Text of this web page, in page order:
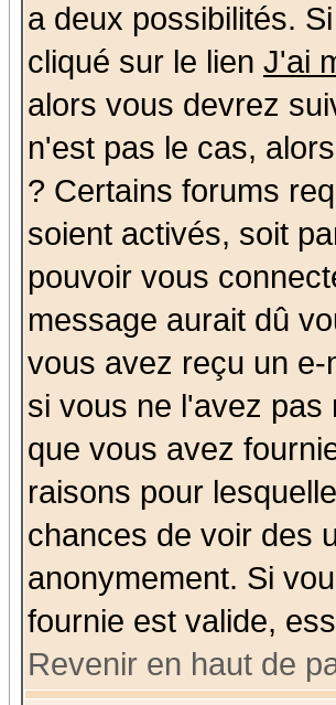
a deux possibilités.
cliqué sur le lien J'ai
alors vous devrez
n'est pas le cas,
? Certains forums
soient activés, soit
pouvoir vous
message aurait dû
vous avez reçu un
si vous ne l'avez
que vous avez
raisons pour
chances de voir des
anonymement. Si
fournie est valide,
Revenir en haut de